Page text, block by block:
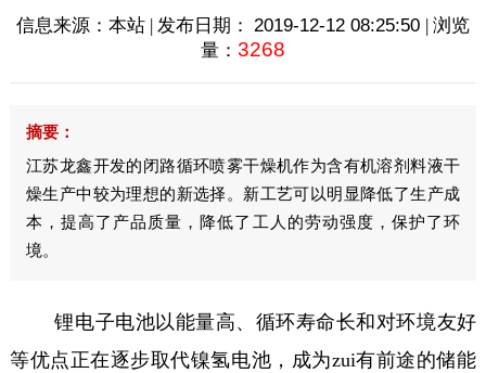
信息来源：本站 | 发布日期： 2019-12-12 08:25:50 | 浏览
量： 3268
摘要：
江苏龙鑫开发的闭路循环喷雾干燥机作为含有机溶剂料液干
燥生产中较为理想的新选择。新工艺可以明显降低了生产成
本，提高了产品质量，降低了工人的劳动强度，保护了环
境。
锂电子电池以能量高、循环寿命长和对环境友好
等优点正在逐步取代镍氢电池，成为zui有前途的储能